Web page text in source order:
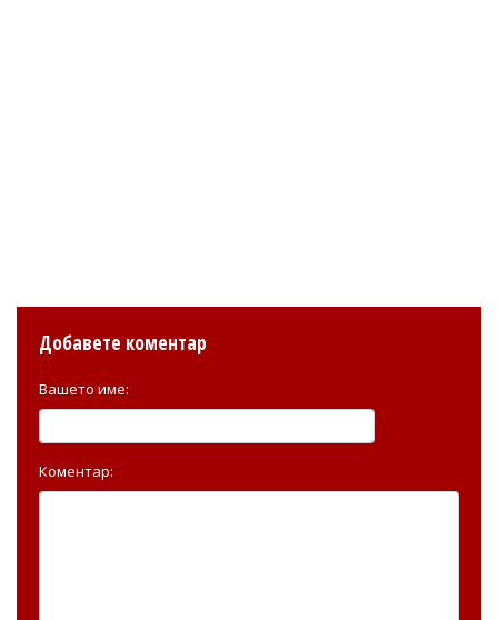
Добавете коментар
Вашето име:
Коментар: